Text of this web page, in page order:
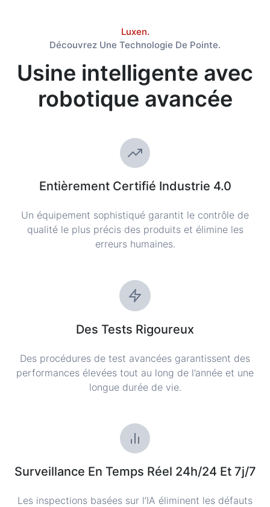
Luxen.
Découvrez Une Technologie De Pointe.
Usine intelligente avec
robotique avancée
Entièrement Certifié Industrie 4.0
Un équipement sophistiqué garantit le contrôle de
qualité le plus précis des produits et élimine les
erreurs humaines.
Des Tests Rigoureux
Des procédures de test avancées garantissent des
performances élevées tout au long de l’année et une
longue durée de vie.
Surveillance En Temps Réel 24h/24 Et 7j/7
Les inspections basées sur l’IA éliminent les défauts